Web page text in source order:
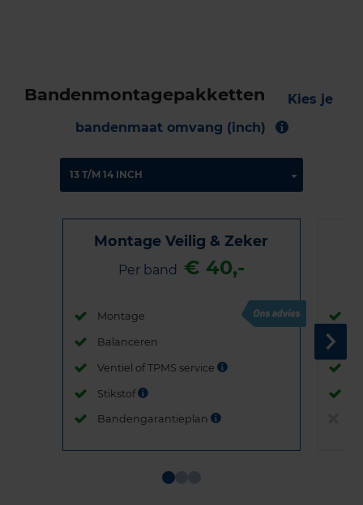
Bandenmontagepakketten
Kies je
bandenmaat omvang (inch)
Montage Veilig & Zeker
Per band € 40,-
Montage
Balanceren
Ventiel of TPMS service
Stikstof
Bandengarantieplan